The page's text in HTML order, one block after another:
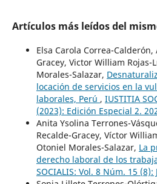
Artículos más leídos del
Elsa Carola Correa-
Gracey, Victor William Rojas-
Morales-Salazar,
locación de servicios en la
laborales, Perú , IUSTITIA
(2023): Edición Especial 2.
Anita Ysolina Terrones-
Recalde-Gracey, Víctor
Otoniel Morales-Salazar, La
derecho laboral de los
SOCIALIS: Vol. 8 Núm. 15